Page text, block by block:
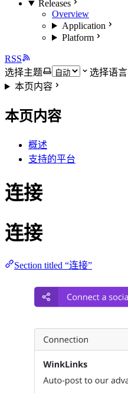
Releases
Overview
Application
Platform
RSS
选择主题
选择语言
本页内容
本页内容
概述
支持的平台
连接
连接
Section titled “连接”